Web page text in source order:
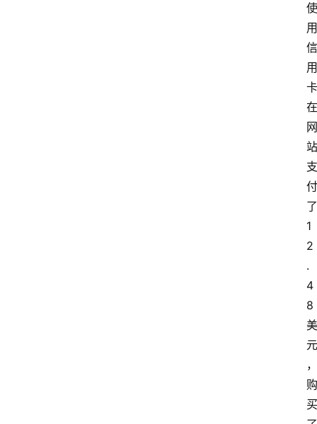
使
用
信
用
卡
在
网
站
支
付
了
1
2
.
4
8
美
元
，
购
买